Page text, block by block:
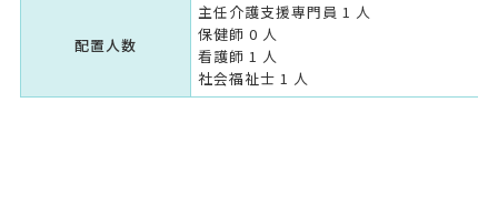
配置人数
主任介護支援専門員 1 人
保健師 0 人
看護師 1 人
社会福祉士 1 人